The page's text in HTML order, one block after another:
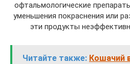
офтальмологические
уменьшения покраснения или
эти продукты
Читайте также: Кошачий